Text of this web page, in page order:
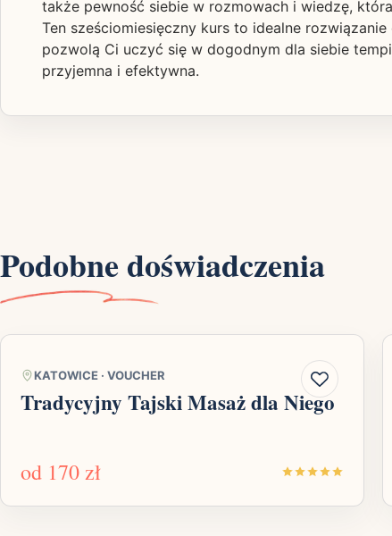
także pewność siebie w rozmowach i wiedzę,
Ten sześciomiesięczny kurs to idealne
pozwolą Ci uczyć się w dogodnym dla siebie
przyjemna i efektywna.
Podobne doświadczenia
KATOWICE · VOUCHER
Tradycyjny Tajski Masaż dla Niego
od 170 zł